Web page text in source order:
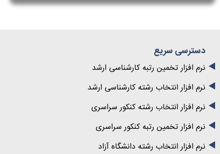
دسترسی سریع
نرم افزار تخمین رتبه کارشناسی ارشد
نرم افزار انتخاب رشته کارشناسی ارشد
نرم افزار انتخاب رشته کنکور سراسری
نرم افزار تخمین رتبه کنکور سراسری
نرم افزار انتخاب رشته دانشگاه آزاد